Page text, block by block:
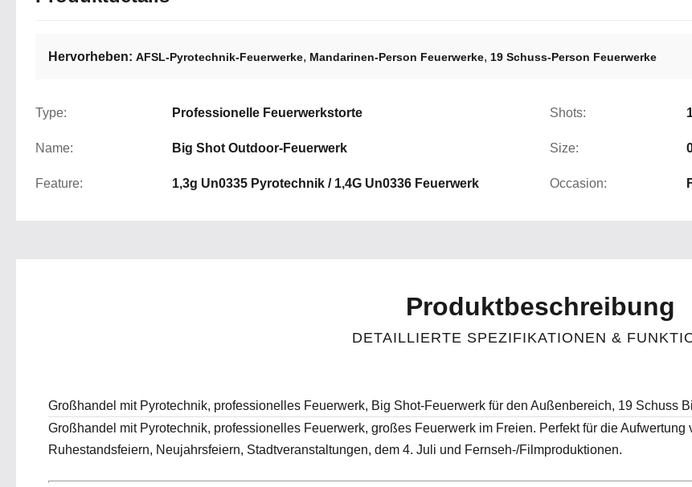
Hervorheben: AFSL-Pyrotechnik-Feuerwerke, Mandarinen-Person Feuerwerke, 19 Schuss-Person Feuerwerke
Type: Professionelle Feuerwerkstorte Shots:
Name: Big Shot Outdoor-Feuerwerk Size:
Feature: 1,3g Un0335 Pyrotechnik / 1,4G Un0336 Feuerwerk Occasion:
Produktbeschreibung
DETAILLIERTE SPEZIFIKATIONEN &
Großhandel mit Pyrotechnik, professionelles Feuerwerk, Big Shot-Feuerwerk für den Außenbereich, 19 Schuss
Großhandel mit Pyrotechnik, professionelles Feuerwerk, großes Feuerwerk im Freien. Perfekt für die
Ruhestandsfeiern, Neujahrsfeiern, Stadtveranstaltungen, dem 4. Juli und Fernseh-/Filmproduktionen.